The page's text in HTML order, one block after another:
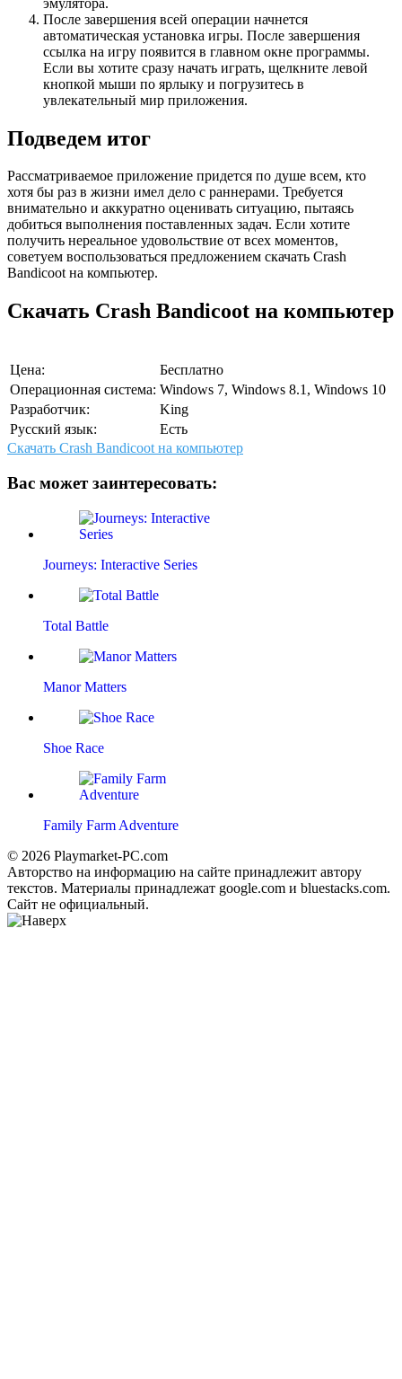
После завершения всей операции начнется
автоматическая установка игры. После завершения
ссылка на игру появится в главном окне программы.
Если вы хотите сразу начать играть, щелкните левой
кнопкой мыши по ярлыку и погрузитесь в
увлекательный мир приложения.
Подведем итог
Рассматриваемое приложение придется по душе всем, кто
хотя бы раз в жизни имел дело с раннерами. Требуется
внимательно и аккуратно оценивать ситуацию, пытаясь
добиться выполнения поставленных задач. Если хотите
получить нереальное удовольствие от всех моментов,
советуем воспользоваться предложением скачать Crash
Bandicoot на компьютер.
Скачать Crash Bandicoot на компьютер
Цена:
Бесплатно
Операционная система: Windows 7, Windows 8.1, Windows 10
Разработчик:
King
Русский язык:
Есть
Скачать Crash Bandicoot на компьютер
Вас может заинтересовать:
Journeys: Interactive Series
Total Battle
Manor Matters
Shoe Race
Family Farm Adventure
© 2026 Playmarket-PC.com
Авторство на информацию на сайте принадлежит автору
текстов. Материалы принадлежат google.com и bluestacks.com.
Сайт не официальный.